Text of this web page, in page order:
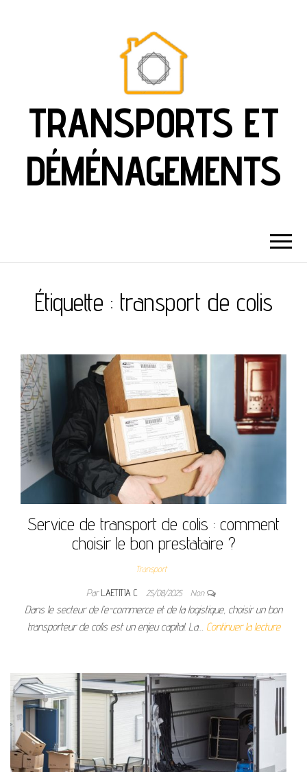
TRANSPORTS ET
DÉMÉNAGEMENTS
Étiquette : transport de colis
Service de transport de colis : comment
choisir le bon prestataire ?
Transport
ParLAETITIA C 25/08/2025 Non
Dans le secteur de l’e-commerce et de la logistique, choisir un bon
transporteur de colis est un enjeu capital. La… Continuer la lecture